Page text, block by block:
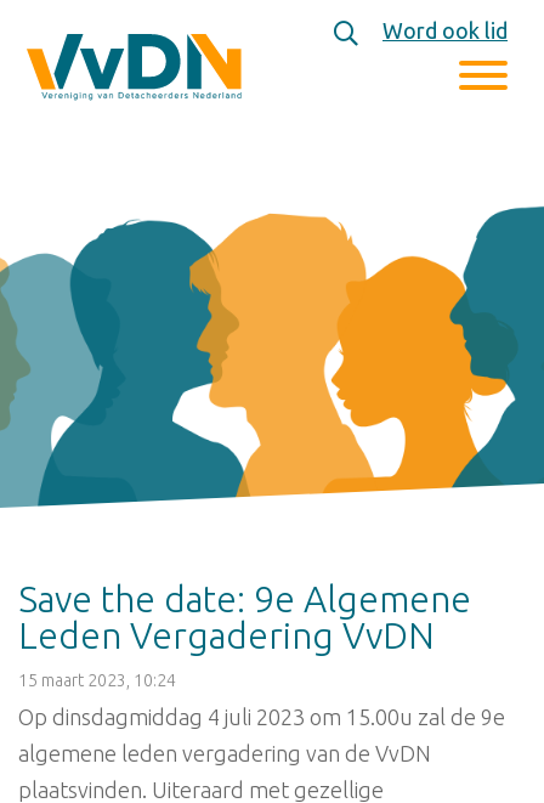
Word ook lid
Save the date: 9e Algemene
Leden Vergadering VvDN
15 maart 2023, 10:24
Op dinsdagmiddag 4 juli 2023 om 15.00u zal de 9e
algemene leden vergadering van de VvDN
plaatsvinden. Uiteraard met gezellige